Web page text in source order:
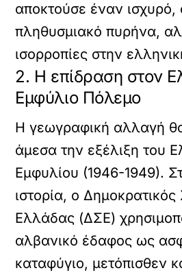
αποκτούσε έναν ισχυρό,
πληθυσμιακό πυρήνα,
ισορροπίες στην
2. Η επίδραση στον
Εμφύλιο Πόλεμο
Η γεωγραφική αλλαγή
άμεσα την εξέλιξη του
Εμφυλίου (1946-1949).
ιστορία, ο Δημοκρατικός
Ελλάδας (ΔΣΕ)
αλβανικό έδαφος ως
καταφύγιο, μετόπισθεν